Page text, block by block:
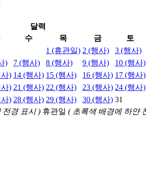
달력
수 목 금
토
1 (휴관일) 2 (행사) 3 (행사)
) 7 (행사) 8 (행사) 9 (행사) 10 (행사)
) 14 (행사) 15 (행사) 16 (행사) 17 (행사)
) 21 (행사) 22 (행사) 23 (행사) 24 (행사)
) 28 (행사) 29 (행사) 30 (행사) 31
전경 표시 ) 휴관일 ( 초록색 배경에 하얀